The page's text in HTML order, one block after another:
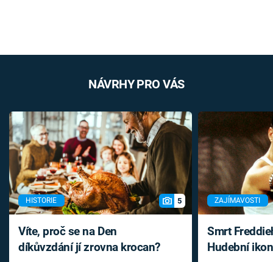
NÁVRHY PRO VÁS
HISTORIE 5
Víte, proč se na Den
díkůvzdání jí zrovna krocan?
ZAJÍMAVOSTI
Smrt
Hudební